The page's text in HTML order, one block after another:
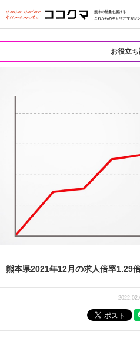
熊本の熱量を届ける
これからのキャリアマガジン
お役立
熊本県2021年12月の求人倍率1.29